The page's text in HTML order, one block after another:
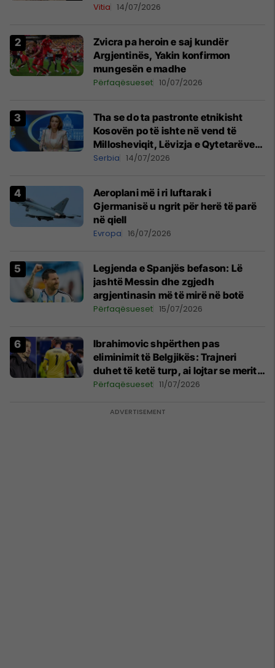
Vitia 14/07/2026
Zvicra pa heroin e saj kundër
Argjentinës, Yakin konfirmon
mungesën e madhe
Përfaqësueset 10/07/2026
Tha se do ta pastronte etnikisht
Kosovën po të ishte në vend të
Millosheviqit, Lëvizja e Qytetarëve
të Lirë në Serbi kërkon shkarkimin e
Serbia 14/07/2026
Aeroplani më i ri luftarak i
Gjermanisë u ngrit për herë të parë
në qiell
Evropa 16/07/2026
Legjenda e Spanjës befason: Lë
jashtë Messin dhe zgjedh
argjentinasin më të mirë në botë
Përfaqësueset 15/07/2026
Ibrahimovic shpërthen pas
eliminimit të Belgjikës: Trajneri
duhet të ketë turp, ai lojtar se meritoi
të luante
Përfaqësueset 11/07/2026